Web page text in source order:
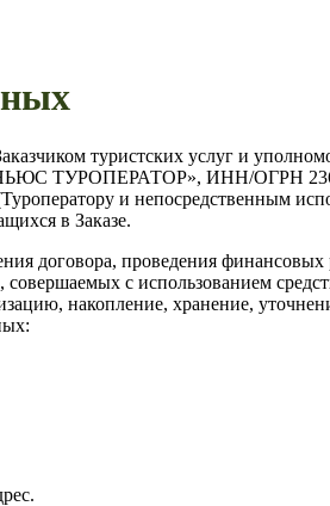
туристских услуг и
ТУРОПЕРАТОР», ИНН/ОГРН
и непосредственным
в Заказе.
договора, проведения
с использованием
накопление, хранение,